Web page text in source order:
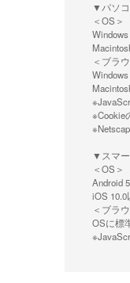
▼パソ
＜OS＞
＜ブラ
※Cookie
▼スマ
＜OS＞
Android
iOS 10.0
＜ブラ
OSに標